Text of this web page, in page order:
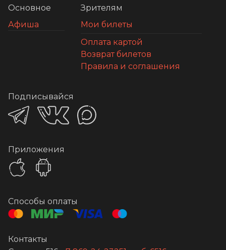
Основное
Афиша
Зрителям
Мои билеты
Оплата картой
Возврат билетов
Правила и соглашения
Подписывайся
Приложения
Способы оплаты
Контакты